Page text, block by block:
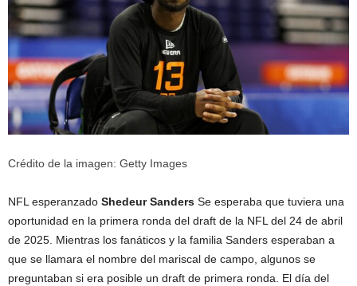
Crédito de la imagen: Getty Images
NFL esperanzado Shedeur Sanders Se esperaba que tuviera una
oportunidad en la primera ronda del draft de la NFL del 24 de abril
de 2025. Mientras los fanáticos y la familia Sanders esperaban a
que se llamara el nombre del mariscal de campo, algunos se
preguntaban si era posible un draft de primera ronda. El día del